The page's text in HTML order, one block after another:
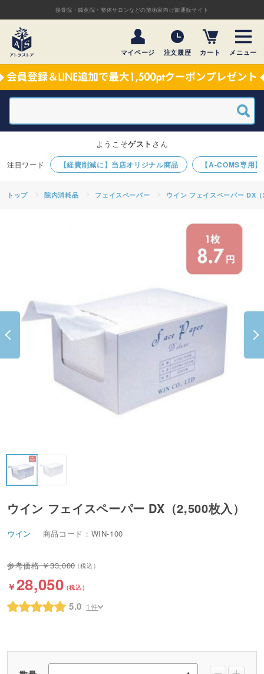
接骨院・鍼灸院・整体サロンなどの施術家向け卸通販サイト
マイページ 注文履歴 カート メニュー
【経費削減に】当店オリジナル商品 【A-COMS専用
ようこそゲスト さん
トップ 院内消耗品 フェイスペーパー ウイン フェイスペーパー DX
ウイン フェイスペーパー DX（2,500枚入）
ウイン 商品コード：WIN-100
33,000
28,050
5.0 1件